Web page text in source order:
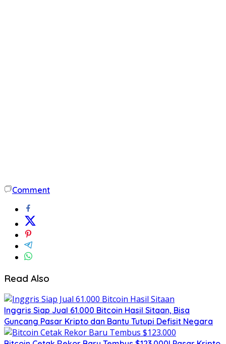
Comment
Read Also
Inggris Siap Jual 61.000 Bitcoin Hasil Sitaan, Bisa
Guncang Pasar Kripto dan Bantu Tutupi Defisit Negara